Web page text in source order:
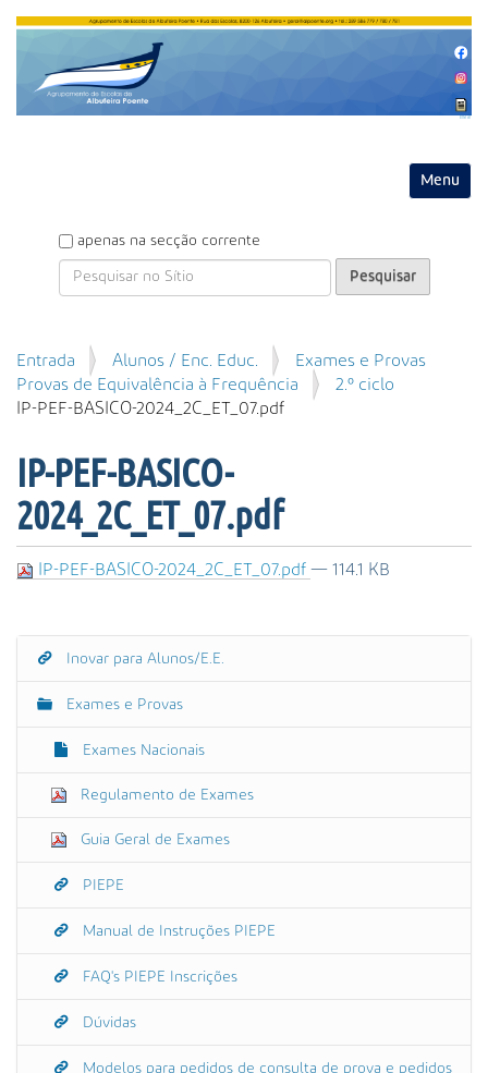
Toggle
P
e
i
s
a
apenas na secção corrente
P
e
s
a
A
v
ç
Entrada Alunos / Enc. Educ.
Exames e Provas
Provas de Equivalência à Frequência
2.º ciclo
IP-PEF-BASICO-2024_2C_ET_07.pdf
IP-PEF-BASICO-
2024_2C_ET_07.pdf
IP-PEF-BASICO-2024_2C_ET_07.pdf — 114.1 KB
N
Inovar para Alunos/E.E.
Exames e Provas
Exames Nacionais
Regulamento de Exames
Guia Geral de Exames
PIEPE
Manual de Instruções PIEPE
FAQ's PIEPE Inscrições
Dúvidas
Modelos para pedidos de consulta de prova e pedidos